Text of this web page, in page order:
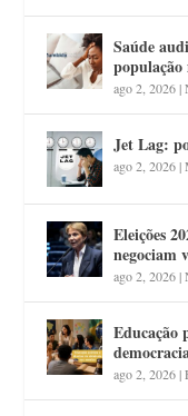
Saúde
população
ago 2, 2026|
Jet Lag:
ago 2, 2026|
Eleições
negociam
ago 2, 2026|
Educação
ago 2, 2026|